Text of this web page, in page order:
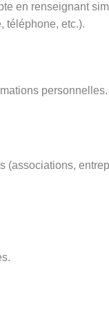
en renseignant
téléphone, etc.).
personnelles.
(associations,